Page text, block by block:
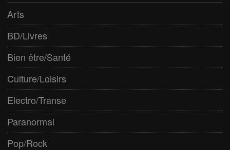
Arts
BD/Livres
Bien être/Santé
Culture/Loisirs
Electro/Transe
Paranormal
Pop/Rock